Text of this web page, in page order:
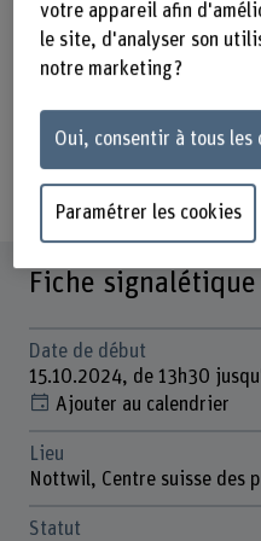
Le 15.10.2024,
– Nottwil, Centre
paraplégiques
Inscrivez-vous maintenant
Fiche signalétique
Date de début
15.10.2024, de 13h30
Ajouter au calendrier
Lieu
Nottwil, Centre suisse des
Statut
votre appareil afin
le site, d'analyser son
notre marketing ?
Oui, consentir à tous les
Paramétrer les cookies